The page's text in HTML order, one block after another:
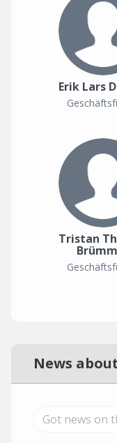
Erik Lars
Tristan
News